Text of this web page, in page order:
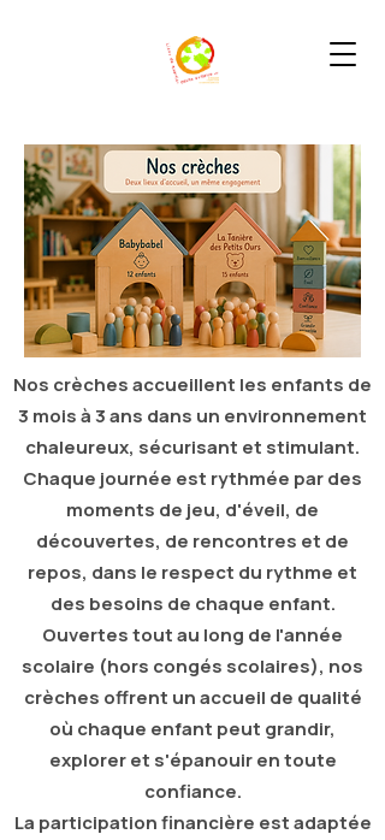
Nos crèches accueillent les enfants de
3 mois à 3 ans dans un environnement
chaleureux, sécurisant et stimulant.
Chaque journée est rythmée par des
moments de jeu, d'éveil, de
découvertes, de rencontres et de
repos, dans le respect du rythme et
des besoins de chaque enfant.
Ouvertes tout au long de l'année
scolaire (hors congés scolaires), nos
crèches offrent un accueil de qualité
où chaque enfant peut grandir,
explorer et s'épanouir en toute
confiance.
La participation financière est adaptée